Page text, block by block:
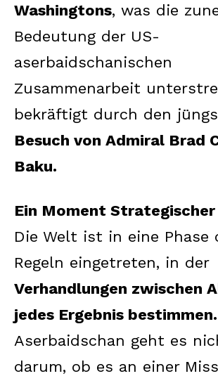
Washingtons, was die
Bedeutung der US-
aserbaidschanischen
Zusammenarbeit
bekräftigt durch den
Besuch von Admiral Brad
Baku.
Ein Moment Strategischer
Die Welt ist in eine Phase
Regeln eingetreten, in der
Verhandlungen zwischen
jedes Ergebnis bestimmen.
Aserbaidschan geht es
darum, ob es an einer